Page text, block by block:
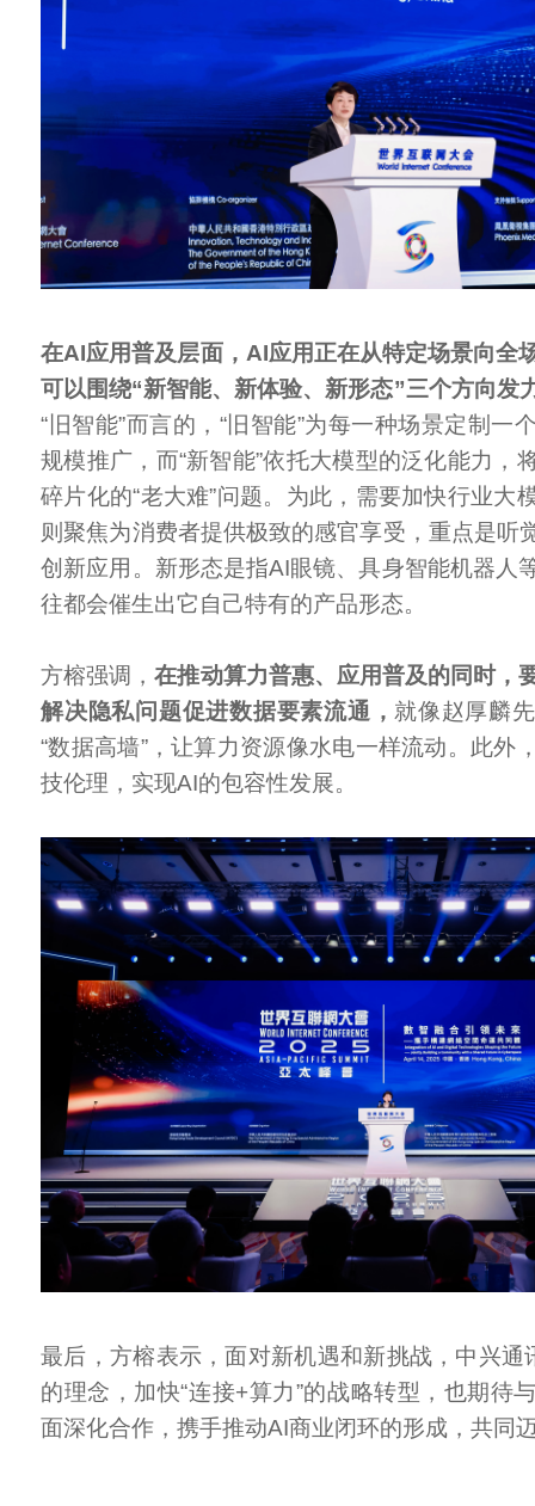
在AI应用普及层面，AI应用正在从特定场景向全
可以围绕“新智能、新体验、新形态”三个方向发
“旧智能”而言的，“旧智能”为每一种场景定制一
规模推广，而“新智能”依托大模型的泛化能力，
碎片化的“老大难”问题。为此，需要加快行业大
则聚焦为消费者提供极致的感官享受，重点是听
创新应用。新形态是指AI眼镜、具身智能机器人
往都会催生出它自己特有的产品形态。
方榕强调，在推动算力普惠、应用普及的同时，
解决隐私问题促进数据要素流通， 就像赵厚麟
“数据高墙”，让算力资源像水电一样流动。此外
技伦理，实现AI的包容性发展。
最后，方榕表示，面对新机遇和新挑战，中兴通
的理念，加快“连接+算力”的战略转型，也期待
面深化合作，携手推动AI商业闭环的形成，共同